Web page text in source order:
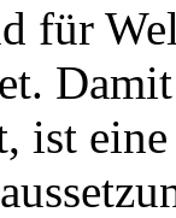
für
ist